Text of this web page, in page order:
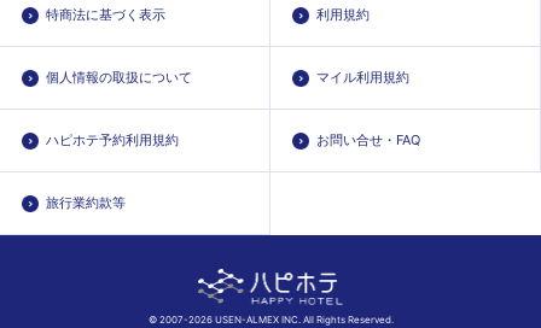
特商法に基づく表示 利用規約
個人情報の取扱について マイル利用規約
ハピホテ予約利用規約 お問い合せ・FAQ
旅行業約款等
© 2007-2026 USEN-ALMEX INC. All Rights Reserved.